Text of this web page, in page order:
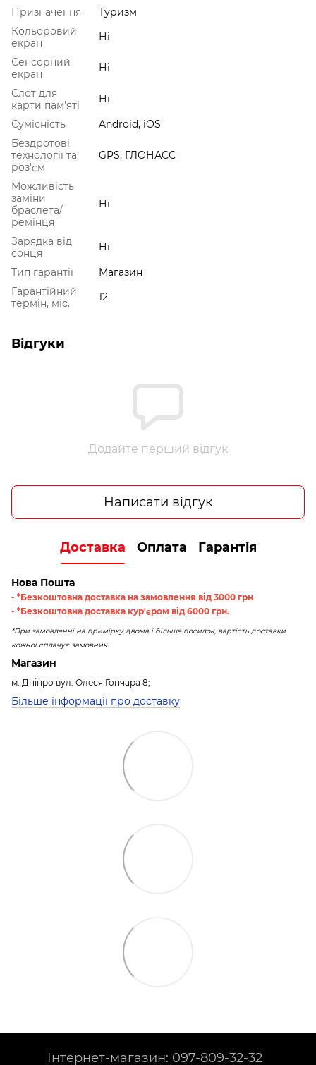
Призначення
Туризм
Кольоровий
екран
Ні
Сенсорний
екран
Ні
Слот для
карти пам'яті
Ні
Сумісність
Android, iOS
Бездротові
технології та
роз'єм
GPS, ГЛОНАСС
Можливість
заміни
браслета/
ремінця
Ні
Зарядка від
сонця
Ні
Тип гарантії
Магазин
Гарантійний
термін, міс.
12
Відгуки
Додайте перший відгук
Написати відгук
Доставка Оплата Гарантія
Нова Пошта
- *Безкоштовна доставка на замовлення від 3000 грн
- *Безкоштовна доставка кур'єром від 6000 грн.
*При замовленні на примірку двома і більше посилок, вартість доставки
кожної сплачує замовник.
Магазин
м. Дніпро вул. Олеся Гончара 8;
Більше інформації про доставку
Інтернет-магазин: 097-809-32-32